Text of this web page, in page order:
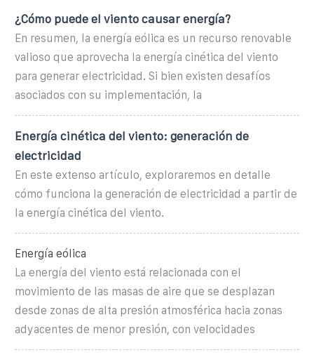
¿Cómo puede el viento causar energía?
En resumen, la energía eólica es un recurso renovable
valioso que aprovecha la energía cinética del viento
para generar electricidad. Si bien existen desafíos
asociados con su implementación, la
Energía cinética del viento: generación de
electricidad
En este extenso artículo, exploraremos en detalle
cómo funciona la generación de electricidad a partir de
la energía cinética del viento.
Energía eólica
La energía del viento está relacionada con el
movimiento de las masas de aire que se desplazan
desde zonas de alta presión atmosférica hacia zonas
adyacentes de menor presión, con velocidades